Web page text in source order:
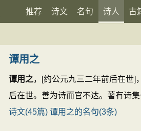
推荐 诗文 名句 诗人 古
谭用之
谭用之，[约公元九三二年前后在世]
后在世。善为诗而官不达。著有诗
诗文(45篇) 谭用之的名句(3条)